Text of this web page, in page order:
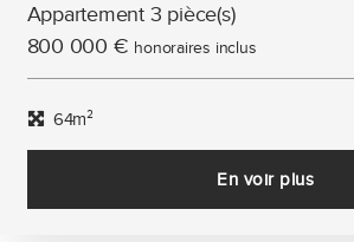
Appartement 3 pièce(s)
800 000 € honoraires inclus
64m²
En voir plus